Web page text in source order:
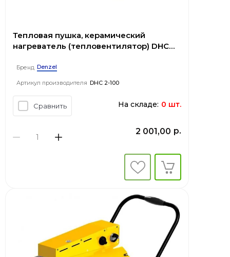
Тепловая пушка, керамический
нагреватель (тепловентилятор) DHC
Бренд Denzel
Артикул производителя DHC 2-100
Сравнить На складе: 0 шт.
2 001,00 р.